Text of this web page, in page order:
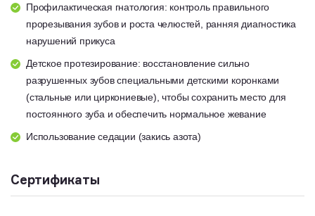
Профилактическая гнатология: контроль правильного
прорезывания зубов и роста челюстей, ранняя диагностика
нарушений прикуса
Детское протезирование: восстановление сильно
разрушенных зубов специальными детскими коронками
(стальные или циркониевые), чтобы сохранить место для
постоянного зуба и обеспечить нормальное жевание
Использование седации (закись азота)
Сертификаты